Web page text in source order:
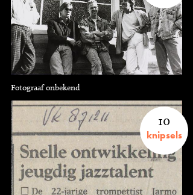
Fotograaf onbekend
10
knipsels